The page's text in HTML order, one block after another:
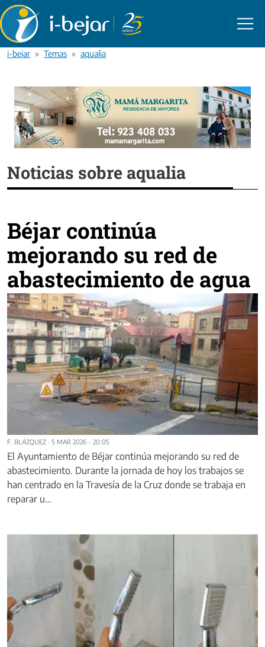
Pasar al contenido principal
i-bejar Temas aqualia
Noticias sobre aqualia
Béjar continúa
mejorando su red de
abastecimiento de agua
F. BLÁZQUEZ · 5 MAR 2026 - 20:05
El Ayuntamiento de Béjar continúa mejorando su red de
abastecimiento. Durante la jornada de hoy los trabajos se
han centrado en la Travesía de la Cruz donde se trabaja en
reparar u…